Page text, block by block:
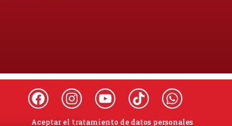
Aceptar el tratamiento de datos personales